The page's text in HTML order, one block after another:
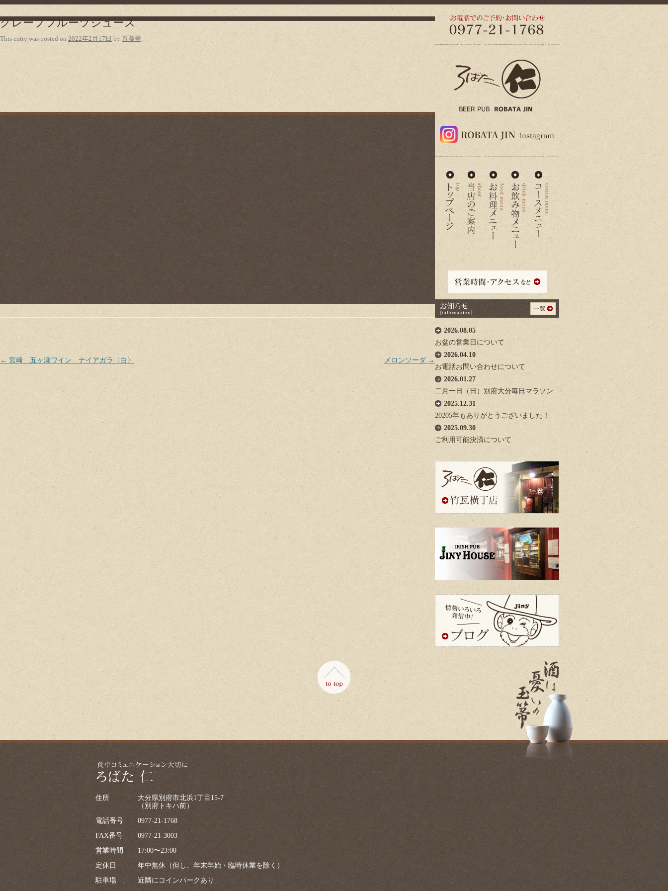
グレープフルーツジュース
This entry was posted on 2022年2月17日 by 首藤登.
Post navigation
← 宮崎 五ヶ瀬ワイン ナイアガラ〈白〉 メロンソーダ →
2026.08.05
お盆の営業日について
2026.04.10
お電話お問い合わせについて
2026.01.27
二月一日（日）別府大分毎日マラソン
2025.12.31
20205年もありがとうございました！
2025.09.30
ご利用可能決済について
住所
大分県別府市北浜1丁目15-7
（別府トキハ前）
電話番号
0977-21-1768
FAX番号
0977-21-3003
営業時間
17:00〜23:00
定休日
年中無休（但し、年末年始・臨時休業を除く）
駐車場
近隣にコインパークあり